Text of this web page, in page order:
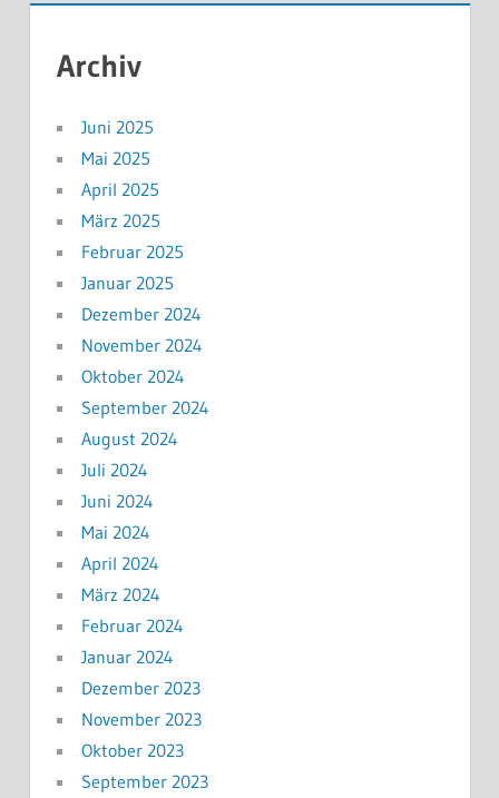
Archiv
Juni 2025
Mai 2025
April 2025
März 2025
Februar 2025
Januar 2025
Dezember 2024
November 2024
Oktober 2024
September 2024
August 2024
Juli 2024
Juni 2024
Mai 2024
April 2024
März 2024
Februar 2024
Januar 2024
Dezember 2023
November 2023
Oktober 2023
September 2023